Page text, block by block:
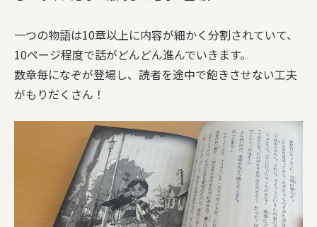
一つの物語は10章以上に内容が細かく分割されていて、
10ページ程度で話がどんどん進んでいきます。
数章毎になぞが登場し、読者を途中で飽きさせない工夫
がもりだくさん！